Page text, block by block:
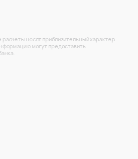
носят приблизительный характер.
могут предоставить